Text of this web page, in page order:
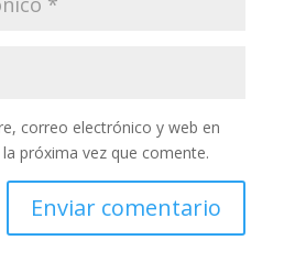
correo electrónico y web en
próxima vez que comente.